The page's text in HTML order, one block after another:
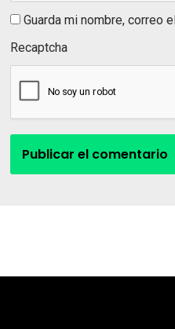
Guarda mi nombre, correo
Recaptcha